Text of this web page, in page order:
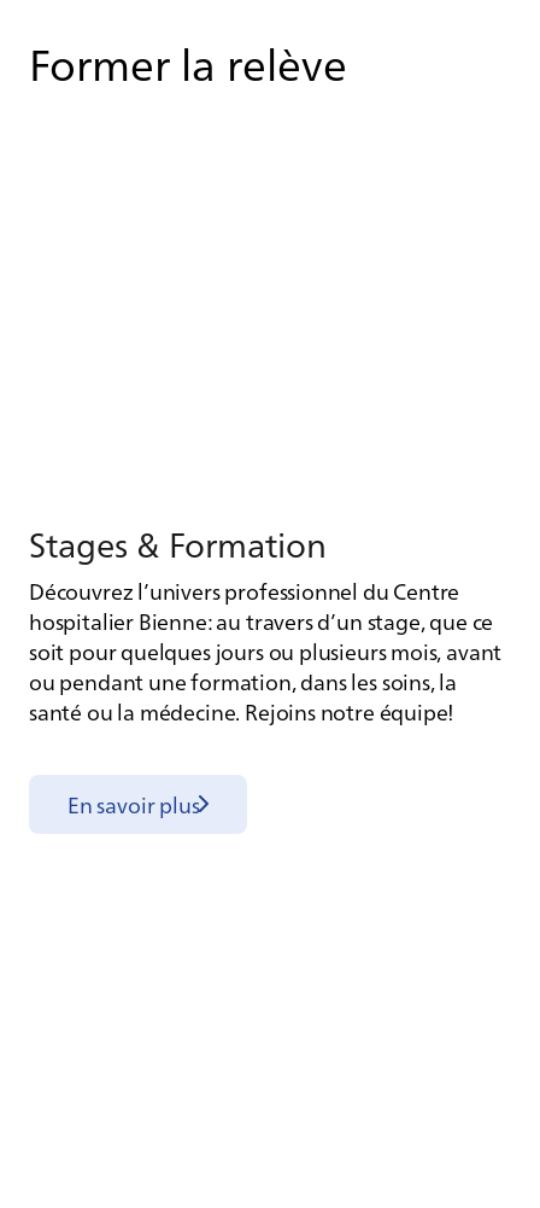
For­mer la re­lève
Stages & For­ma­tion
Découvrez l’univers professionnel du Centre
hospitalier Bienne: au travers d’un stage, que ce
soit pour quelques jours ou plusieurs mois, avant
ou pendant une formation, dans les soins, la
santé ou la médecine. Rejoins notre équipe!
En savoir plus